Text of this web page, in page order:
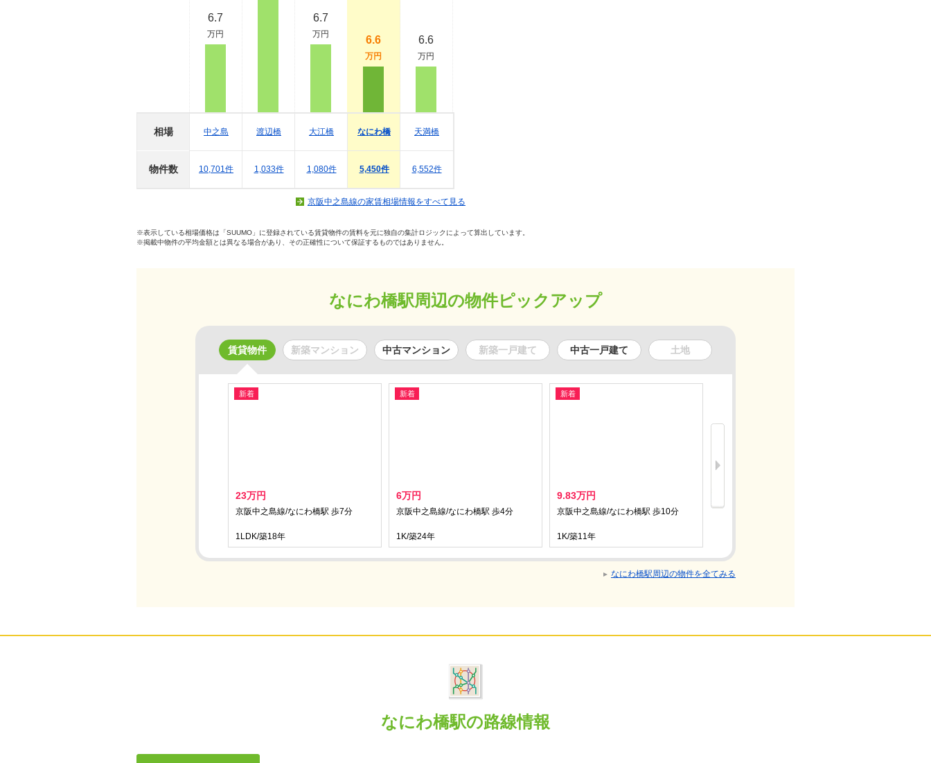
相場
物件数
6.7
万円
中之島
10,701件
渡辺橋
1,033件
6.7
万円
大江橋
1,080件
6.6
万円
なにわ橋
5,450件
6.6
万円
天満橋
6,552件
京阪中之島線の家賃相場情報をすべて見る
※表示している相場価格は「SUUMO」に登録されている賃貸物件の賃料を元に独自の集計ロジックによって算出しています。
※掲載中物件の平均金額とは異なる場合があり、その正確性について保証するものではありません。
なにわ橋駅周辺の物件ピックアップ
賃貸物件 新築マンション 中古マンション 新築一戸建て 中古一戸建て 土地
新着
23万円
京阪中之島線/なにわ橋駅 歩7分
1LDK/築18年
新着
6万円
京阪中之島線/なにわ橋駅 歩4分
1K/築24年
新着
9.83万円
京阪中之島線/なにわ橋駅 歩10分
1K/築11年
なにわ橋駅周辺の物件を全てみる
なにわ橋駅の路線情報